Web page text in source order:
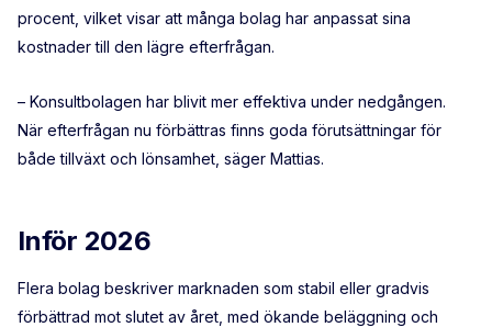
procent, vilket visar att många bolag har anpassat sina
kostnader till den lägre efterfrågan.
– Konsultbolagen har blivit mer effektiva under nedgången.
När efterfrågan nu förbättras finns goda förutsättningar för
både tillväxt och lönsamhet, säger Mattias.
Inför 2026
Flera bolag beskriver marknaden som stabil eller gradvis
förbättrad mot slutet av året, med ökande beläggning och